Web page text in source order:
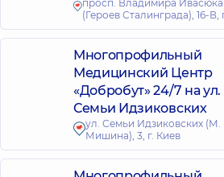
просп. Владимира Ивасюка
(Героев Сталинграда), 16-В,
Многопрофильный
Медицинский Центр
«Добробут» 24/7 на ул.
Семьи Идзиковских
ул. Семьи Идзиковских (М.
Мишина), 3, г. Киев